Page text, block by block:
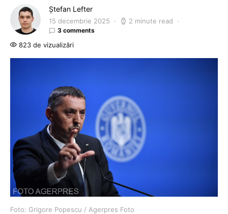
Ștefan Lefter
15 decembrie 2025 2 minute read
3 comments
823 de vizualizări
Foto: Grigore Popescu / Agerpres Foto